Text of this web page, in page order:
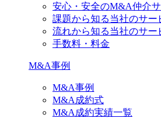
安心・安全のM&A仲介
課題から知る当社のサー
流れから知る当社のサー
手数料・料金
M&A事例
M&A事例
M&A成約式
M&A成約実績一覧